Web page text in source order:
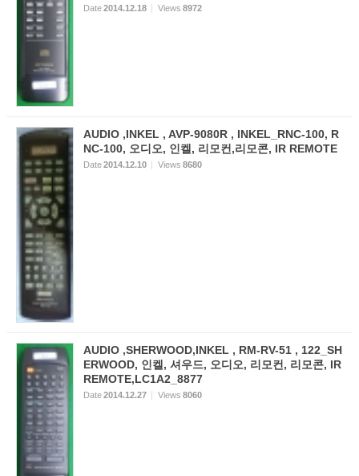
Date2014.12.18 Views 8972
AUDIO ,INKEL , AVP-9080R , INKEL_RNC-100, R
NC-100, 오디오, 인켈, 리모컨,리모콘, IR REMOTE
Date2014.12.10 Views 8680
AUDIO ,SHERWOOD,INKEL , RM-RV-51 , 122_SH
ERWOOD, 인켈, 셔우드, 오디오, 리모컨, 리모콘, IR
REMOTE,LC1A2_8877
Date2014.12.27 Views 8060